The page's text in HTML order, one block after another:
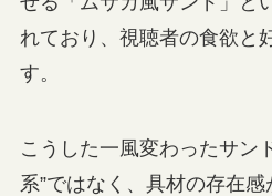
れており、視聴者の食欲と
す。
こうした一風変わったサン
系”ではなく、具材の存在感